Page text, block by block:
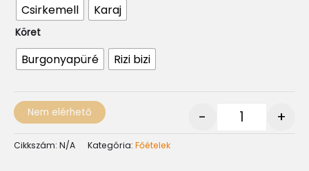
Csirkemell Karaj
Köret
Burgonyapüré Rizi bizi
- +
Nem elérhető
Cikkszám: N/A Kategória: Főételek